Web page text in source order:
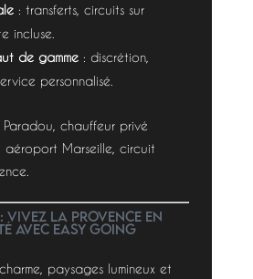
: transferts, circuits sur
incluse.
de gamme: discrétion,
personnalisé.
chauffeur privé
aéroport Marseille, circuit
vivez la Provence en
avec Easy Going
paysages lumineux et